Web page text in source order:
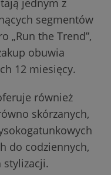
jednym z
segmentów
„Run the Trend”,
obuwia
12 miesięcy.
również
skórzanych,
do codziennych,
stylizacji.